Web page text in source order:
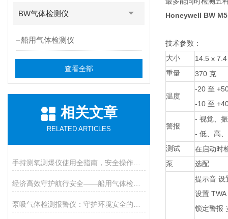
BW气体检测仪
船用气体检测仪
查看全部
相关文章
RELATED ARTICLES
Honeywell BW
技术参数：
大小
14.5 x
重量 370 克
温度
-20 至
-10 至
警报
- 视觉、
- 低、高、
测试
在启动时
泵
选配
提示音 设
设置 TWA
锁定警报